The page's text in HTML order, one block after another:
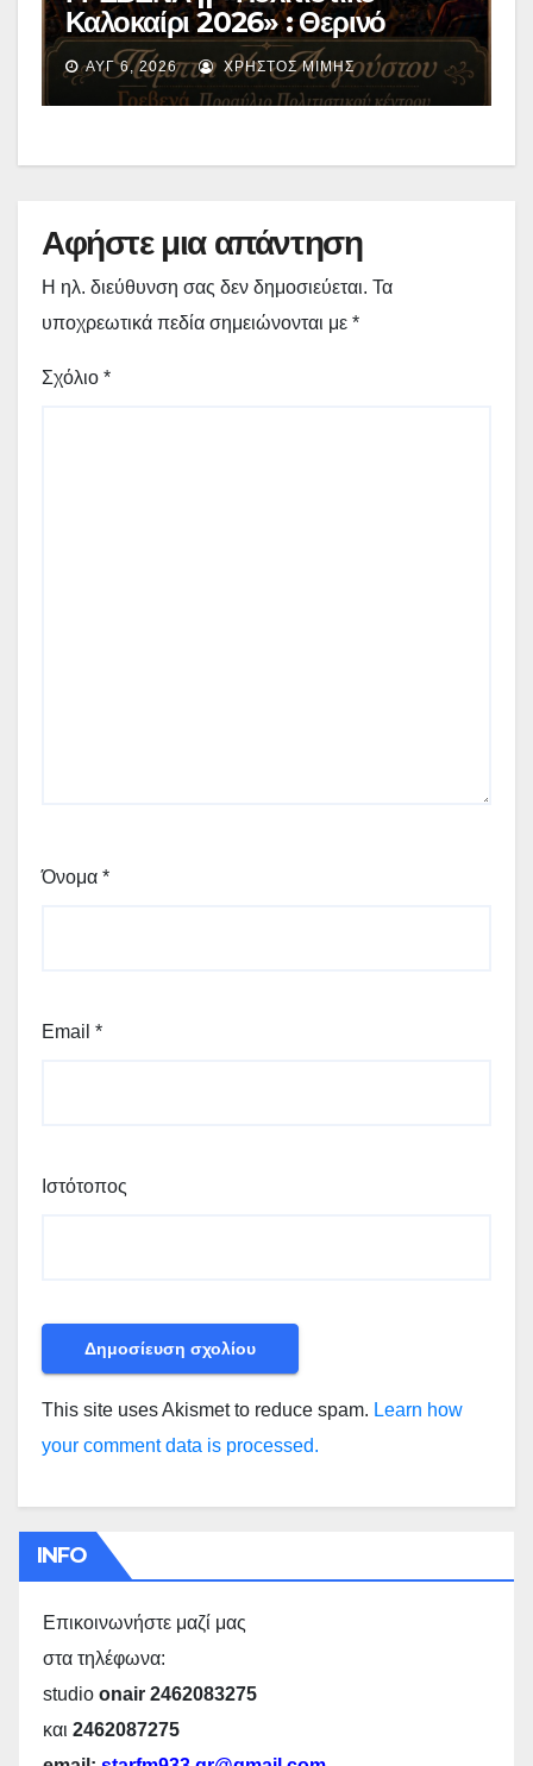
Καλοκαίρι 2026» : Θερινό
Σινεμά με την βραβευμένη ταινία
«Μικρές Ανάσες».
ΑΥΓ 6, 2026 ΧΡΉΣΤΟΣ ΜΊΜΗΣ
Αφήστε μια απάντηση
Η ηλ. διεύθυνση σας δεν δημοσιεύεται. Τα
υποχρεωτικά πεδία σημειώνονται με *
Σχόλιο *
Όνομα *
Email *
Ιστότοπος
This site uses Akismet to reduce spam. Learn how
your comment data is processed.
INFO
Επικοινωνήστε μαζί μας
στα τηλέφωνα:
studio onair 2462083275
και 2462087275